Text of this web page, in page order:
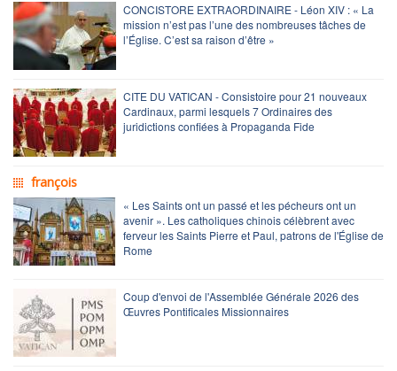
CONCISTORE EXTRAORDINAIRE - Léon XIV : « La
mission n’est pas l’une des nombreuses tâches de
l’Église. C’est sa raison d’être »
CITE DU VATICAN - Consistoire pour 21 nouveaux
Cardinaux, parmi lesquels 7 Ordinaires des
juridictions confiées à Propaganda Fide
françois
« Les Saints ont un passé et les pécheurs ont un
avenir ». Les catholiques chinois célèbrent avec
ferveur les Saints Pierre et Paul, patrons de l'Église de
Rome
Coup d'envoi de l'Assemblée Générale 2026 des
Œuvres Pontificales Missionnaires